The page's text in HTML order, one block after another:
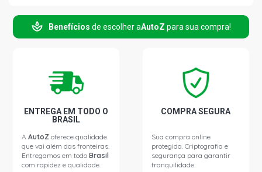
2004)
GOL G3 HIGHWAY HATCH 1.0 16V AT EA111 GASOLINA
(2001 - 2004)
(2000 - 2002)
GOL G3 PLUS HATCH 1.0 16V AT EA111 GASOLINA (2000
Benefícios de escolher aAutoZ para sua compra!
ENTREGA EM TODO O
BRASIL
AAutoZ oferece qualidade
que vai além das fronteiras.
Entregamos em todoBrasil
com rapidez e qualidade.
COMPRA SEGURA
Sua compra online
protegida. Criptografia e
segurança para garantir
tranquilidade.